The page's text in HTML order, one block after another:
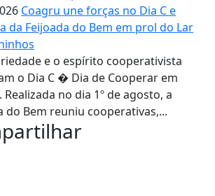
Coagru une forças no Dia C e
da Feijoada do Bem em prol do Lar
e o espírito cooperativista
o Dia C � Dia de Cooperar em
Realizada no dia 1º de agosto, a
do Bem reuniu cooperativas,...